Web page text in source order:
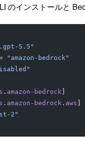
のインストールと
5.5"
"amazon-bedrock"
. amazon-bedrock]
. amazon-bedrock. aws
2"